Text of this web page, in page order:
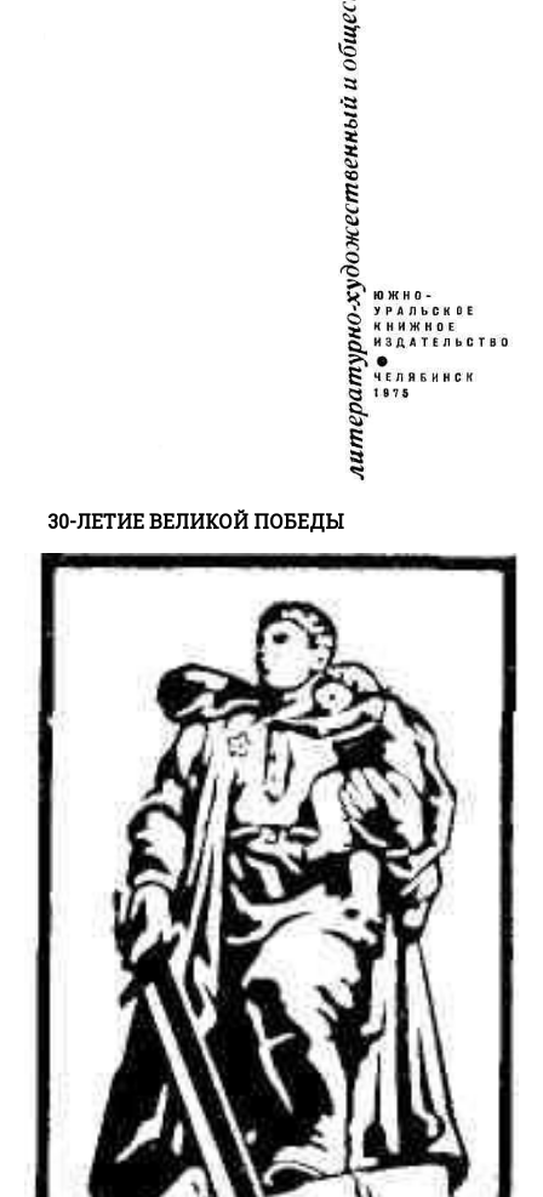
30-ЛЕТИЕ ВЕЛИКОЙ ПОБЕДЫ